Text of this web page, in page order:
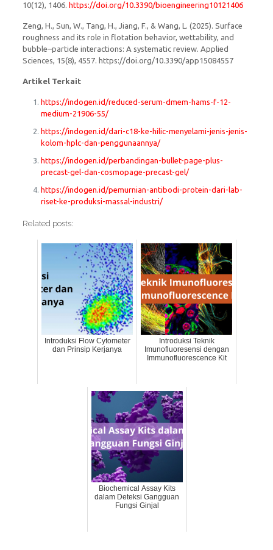
10(12), 1406. https://doi.org/10.3390/bioengineering10121406
Zeng, H., Sun, W., Tang, H., Jiang, F., & Wang, L. (2025). Surface
roughness and its role in flotation behavior, wettability, and
bubble–particle interactions: A systematic review. Applied
Sciences, 15(8), 4557. https://doi.org/10.3390/app15084557
Artikel Terkait
https://indogen.id/reduced-serum-dmem-hams-f-12-
medium-21906-55/
https://indogen.id/dari-c18-ke-hilic-menyelami-jenis-jenis-
kolom-hplc-dan-penggunaannya/
https://indogen.id/perbandingan-bullet-page-plus-
precast-gel-dan-cosmopage-precast-gel/
https://indogen.id/pemurnian-antibodi-protein-dari-lab-
riset-ke-produksi-massal-industri/
Related posts:
Introduksi Flow Cytometer
dan Prinsip Kerjanya
Introduksi Teknik
Imunofluoresensi dengan
Immunofluorescence Kit
Biochemical Assay Kits
dalam Deteksi Gangguan
Fungsi Ginjal